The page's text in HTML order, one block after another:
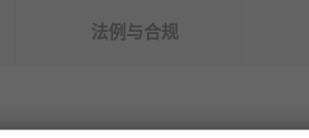
法例与合规